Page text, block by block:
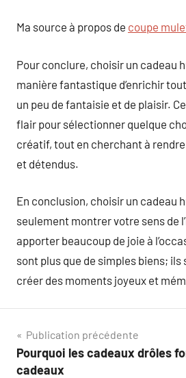
Ma source à propos de coupe
Pour conclure, choisir un cadeau
manière fantastique d’enrichir
un peu de fantaisie et de plaisir.
flair pour sélectionner quelque
créatif, tout en cherchant à
et détendus.
En conclusion, choisir un cadeau
seulement montrer votre sens de
apporter beaucoup de joie à
sont plus que de simples biens; ils
créer des moments joyeux et
Navigation
de
Publication précédente
Pourquoi les cadeaux drôles
cadeaux